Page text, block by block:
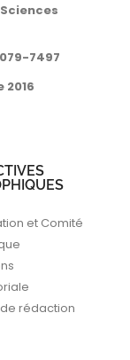
7497
2016
et Comité
rédaction